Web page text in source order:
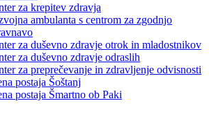
za krepitev zdravja
ambulanta s centrom za zgodnjo
za duševno zdravje otrok in mladostnikov
za duševno zdravje odraslih
za preprečevanje in zdravljenje odvisnosti
postaja Šoštanj
postaja Šmartno ob Paki